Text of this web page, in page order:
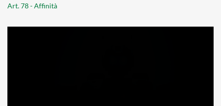
Art. 78 - Affinità